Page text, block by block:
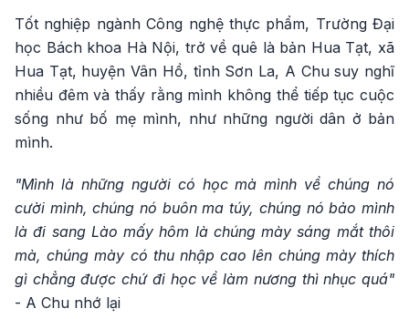
Tốt nghiệp ngành Công nghệ thực phẩm, Trường Đại
học Bách khoa Hà Nội, trở về quê là bản Hua Tạt, xã
Hua Tạt, huyện Vân Hồ, tỉnh Sơn La, A Chu suy nghĩ
nhiều đêm và thấy rằng mình không thể tiếp tục cuộc
sống như bố mẹ mình, như những người dân ở bản
mình.
"Mình là những người có học mà mình về chúng nó
cười mình, chúng nó buôn ma túy, chúng nó bảo mình
là đi sang Lào mấy hôm là chúng mày sáng mắt thôi
mà, chúng mày có thu nhập cao lên chúng mày thích
gì chẳng được chứ đi học về làm nương thì nhục quá"
- A Chu nhớ lại